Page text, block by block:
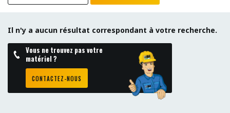
Il n'y a aucun résultat correspondant à votre recherche.
Vous ne trouvez pas votre
matériel ?
CONTACTEZ-NOUS